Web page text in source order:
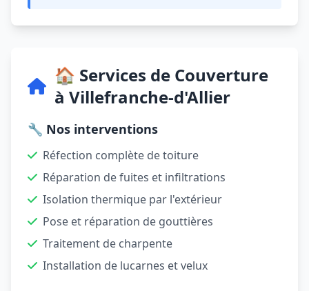
🏠 Services de Couverture
à Villefranche-d'Allier
🔧 Nos interventions
Réfection complète de toiture
Réparation de fuites et infiltrations
Isolation thermique par l'extérieur
Pose et réparation de gouttières
Traitement de charpente
Installation de lucarnes et velux